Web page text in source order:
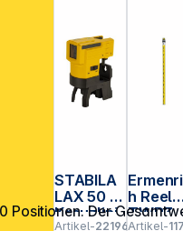
Positionen. Der
STABILA
LAX 50 G
Kreuzlini
Artikel-221960
h Reel
TWR3
Artikel-